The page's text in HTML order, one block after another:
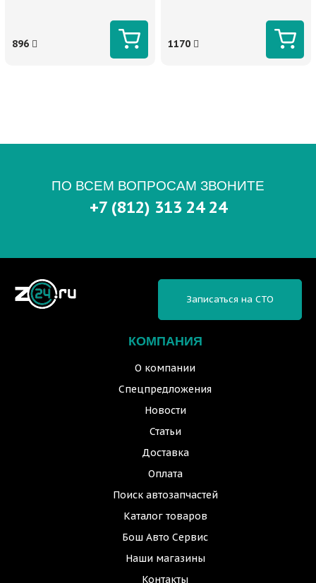
896 1170
ПО ВСЕМ ВОПРОСАМ ЗВОНИТЕ
+7 (812) 313 24 24
КОМПАНИЯ
О компании
Спецпредложения
Новости
Статьи
Доставка
Оплата
Поиск автозапчастей
Каталог товаров
Бош Авто Сервис
Наши магазины
Контакты
Записаться на СТО